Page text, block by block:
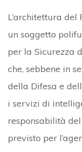
L’architettura del
un soggetto
per la Sicurezza
che, sebbene in
della Difesa e
i servizi di
responsabilità
previsto per